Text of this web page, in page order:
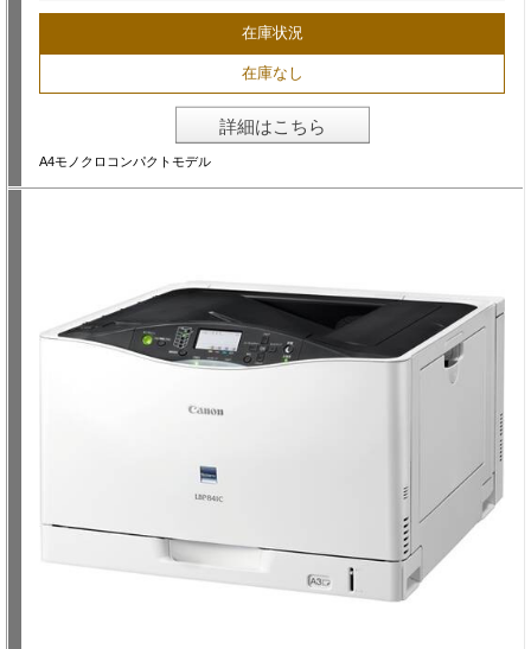
在庫状況
在庫なし
詳細はこちら
A4モノクロコンパクトモデル